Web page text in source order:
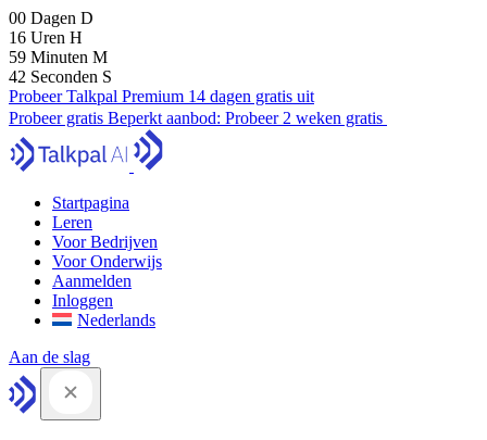
00 Dagen D
16 Uren H
59 Minuten M
41 Seconden S
Probeer Talkpal Premium 14 dagen gratis uit
Probeer gratis Beperkt aanbod: Probeer 2 weken gratis
Startpagina
Leren
Voor Bedrijven
Voor Onderwijs
Aanmelden
Inloggen
Nederlands
Aan de slag